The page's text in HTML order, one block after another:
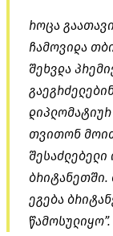
როცა
ჩამოვიდა
შეხვდა
თვითონ
ბრიტანეთში.
ეგება